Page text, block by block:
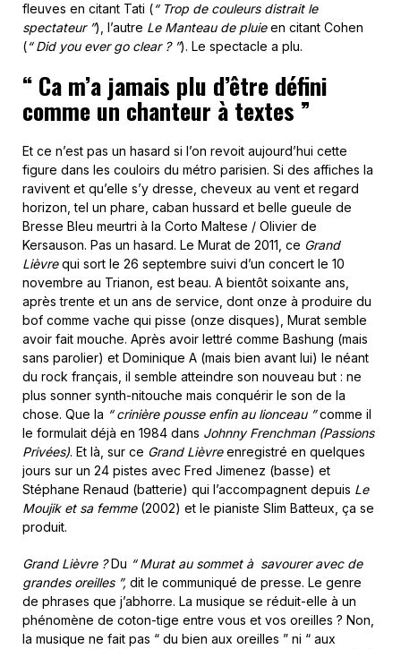
fleuves en citant Tati (“ Trop de couleurs distrait le
spectateur ”), l’autre Le Manteau de pluieen citant Cohen
(“ Did you ever go clear ? ”). Le spectacle a plu.
“ Ca m’a jamais plu d’être défini
comme un chanteur à textes ”
Et ce n’est pas un hasard si l’on revoit aujourd’hui cette
figure dans les couloirs du métro parisien. Si des affiches la
ravivent et qu’elle s’y dresse, cheveux au vent et regard
horizon, tel un phare, caban hussard et belle gueule de
Bresse Bleu meurtri à la Corto Maltese / Olivier de
Kersauson. Pas un hasard. Le Murat de 2011, ce Grand
Lièvrequi sort le 26 septembre suivi d’un concert le 10
novembre au Trianon, est beau. A bientôt soixante ans,
après trente et un ans de service, dont onze à produire du
bof comme vache qui pisse (onze disques), Murat semble
avoir fait mouche. Après avoir lettré comme Bashung (mais
sans parolier) et Dominique A (mais bien avant lui) le néant
du rock français, il semble atteindre son nouveau but : ne
plus sonner synth-nitouche mais conquérir le son de la
chose. Que la “ crinière pousse enfin au lionceau ”comme il
le formulait déjà en 1984 dans Johnny Frenchman (Passions
Privées). Et là, sur ce Grand Lièvreenregistré en quelques
jours sur un 24 pistes avec Fred Jimenez (basse) et
Stéphane Renaud (batterie) qui l’accompagnent depuis Le
Moujik et sa femme(2002) et le pianiste Slim Batteux, ça se
produit.
Grand Lièvre ?Du “ Murat au sommet à savourer avec de
grandes oreilles ”, dit le communiqué de presse. Le genre
de phrases que j’abhorre. La musique se réduit-elle à un
phénomène de coton-tige entre vous et vos oreilles ? Non,
la musique ne fait pas “ du bien aux oreilles ” ni “ aux